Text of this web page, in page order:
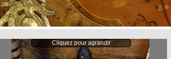
Cliquez pour agrandir